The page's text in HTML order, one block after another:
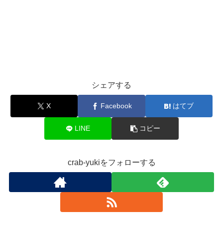
シェアする
X Facebook はてブ
LINE コピー
crab-yukiをフォローする